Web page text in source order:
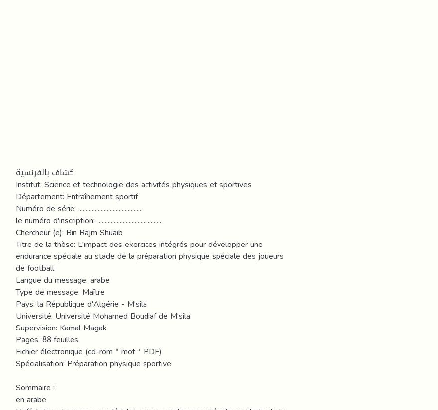
كشاف بالفرنسية
Institut: Science et technologie des activités physiques et sportives
Département: Entraînement sportif
Numéro de série: ...........................................
le numéro d'inscription: ...........................................
Chercheur (e): Bin Rajm Shuaib
Titre de la thèse: L'impact des exercices intégrés pour développer une
endurance spéciale au stade de la préparation physique spéciale des joueurs
de football
Langue du message: arabe
Type de message: Maître
Pays: la République d'Algérie - M'sila
Université: Université Mohamed Boudiaf de M'sila
Supervision: Kamal Magak
Pages: 88 feuilles.
Fichier électronique (cd-rom * mot * PDF)
Spécialisation: Préparation physique sportive
Sommaire :
en arabe